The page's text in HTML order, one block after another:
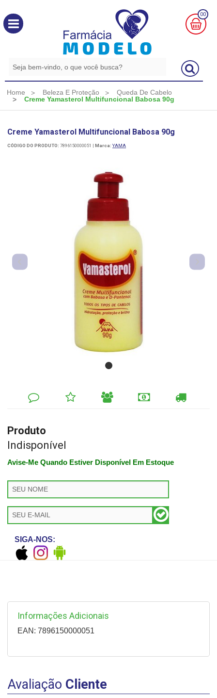
00
0,00
Home Beleza E Proteção
Queda De Cabelo
Creme Yamasterol Multifuncional Babosa 90g
Creme Yamasterol Multifuncional Babosa 90g
CÓDIGO DO PRODUTO: 7896150000051 | Marca: YAMA
DEIXE
COMENTÁRIO
MINHA
LISTA
INDIQUE
FORMAS
CALCULAR
FRETE
Produto
Indisponível
Avise-Me Quando Estiver Disponível Em Estoque
SIGA-NOS:
Informações Adicionais
EAN: 7896150000051
Avaliação Cliente